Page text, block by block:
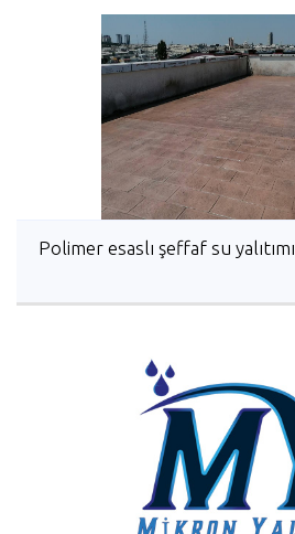
Polimer esaslı şeffaf su yalıtımı